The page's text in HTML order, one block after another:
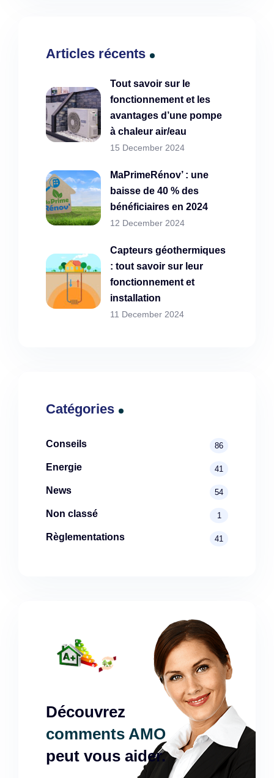
Articles récents
Tout savoir sur le
fonctionnement et les
avantages d’une pompe
à chaleur air/eau
15 December 2024
MaPrimeRénov’ : une
baisse de 40 % des
bénéficiaires en 2024
12 December 2024
Capteurs géothermiques
: tout savoir sur leur
fonctionnement et
installation
11 December 2024
Catégories
Conseils 86
Energie 41
News 54
Non classé 1
Règlementations 41
Découvrez
comments AMO
peut vous aider.